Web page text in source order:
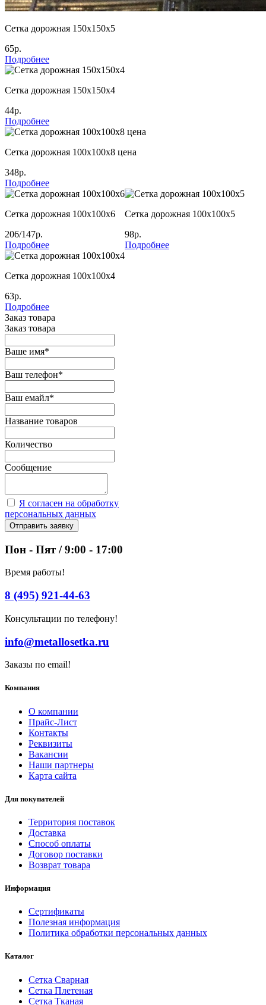
Сетка дорожная 150х150х5
65р.
Подробнее
Сетка дорожная 150х150х4
44р.
Подробнее
Сетка дорожная 100х100х8 цена
348р.
Подробнее
Сетка дорожная 100х100х6
206/147р.
Подробнее
Сетка дорожная 100х100х5
98р.
Подробнее
Сетка дорожная 100х100х4
63р.
Подробнее
Заказ товара
Заказ товара
Ваше имя*
Ваш телефон*
Ваш емайл*
Название товаров
Количество
Сообщение
Я согласен на обработку
персональных данных
Отправить заявку
Пон - Пят / 9:00 - 17:00
Время работы!
8 (495) 921-44-63
Консультации по телефону!
info@metallosetka.ru
Заказы по email!
Компания
О компании
Прайс-Лист
Контакты
Реквизиты
Вакансии
Наши партнеры
Карта сайта
Для покупателей
Территория поставок
Доставка
Способ оплаты
Договор поставки
Возврат товара
Информация
Сертификаты
Полезная информация
Политика обработки персональных данных
Каталог
Сетка Сварная
Сетка Плетеная
Сетка Тканая